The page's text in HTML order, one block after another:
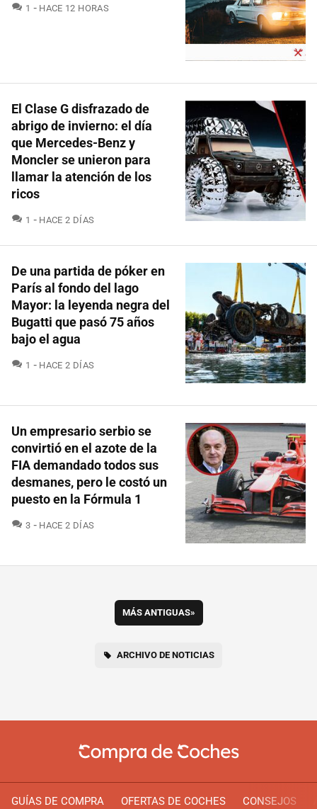
1 COMENTARIOS
HACE 12 HORAS
El Clase G disfrazado de
abrigo de invierno: el día
que Mercedes-Benz y
Moncler se unieron para
llamar la atención de los
ricos
1 COMENTARIOS
HACE 2 DÍAS
De una partida de póker en
París al fondo del lago
Mayor: la leyenda negra del
Bugatti que pasó 75 años
bajo el agua
1 COMENTARIOS
HACE 2 DÍAS
Un empresario serbio se
convirtió en el azote de la
FIA demandado todos sus
desmanes, pero le costó un
puesto en la Fórmula 1
3 COMENTARIOS
HACE 2 DÍAS
MÁS ANTIGUAS»
ARCHIVO DE NOTICIAS
GUÍAS DE COMPRA OFERTAS DE COCHES CONSEJOS